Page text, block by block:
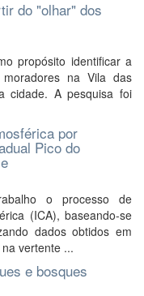
do "olhar" dos
propósito identificar a
na Vila das
cidade. A pesquisa foi
por
Pico do
o processo de
(ICA), baseando-se
dados obtidos em
vertente ...
e bosques